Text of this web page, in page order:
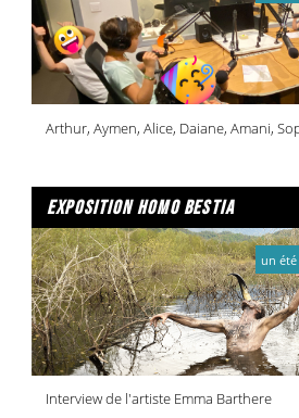
Arthur, Aymen, Alice, Daiane, Amani,
exposition homo bestia
Interview de l'artiste Emma Barthere
un été